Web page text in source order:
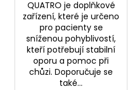
QUATRO je doplňkové
zařízení, které je určeno
pro pacienty se
sníženou pohyblivostí,
kteří potřebují stabilní
oporu a pomoc při
chůzi. Doporučuje se
také...